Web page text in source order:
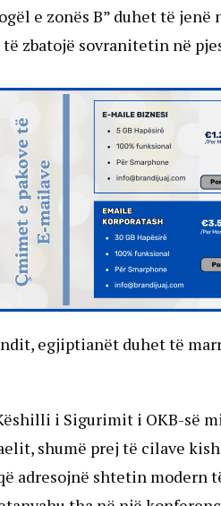
e zonës B” duhet të
zbatojë sovranitetin në
egjiptianët duhet të
i Sigurimit i OKB-së
shumë prej të cilave
adresojnë shtetin modern